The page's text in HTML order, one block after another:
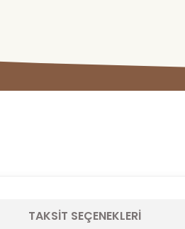
TAKSIT SEÇENEKLERI